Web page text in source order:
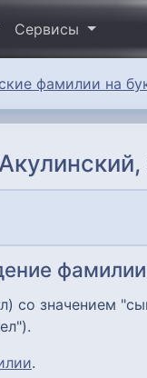
Сервисы
фамилии на
со значением
.